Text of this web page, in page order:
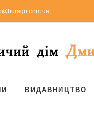
ВИДАВНИЦТВО